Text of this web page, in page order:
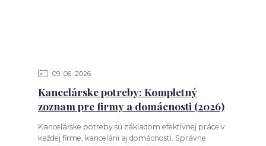
09 06 2026
Kancelárske potreby: Kompletný
zoznam pre firmy a domácnosti (2026)
Kancelárske potreby sú základom efektívnej práce v
každej firme, kancelárii aj domácnosti. Správne